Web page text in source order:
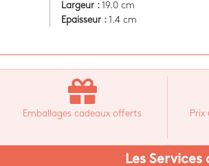
Largeur : 19.0 cm
Epaisseur : 1.4 cm
Emballages cadeaux offerts Prix
Les Services